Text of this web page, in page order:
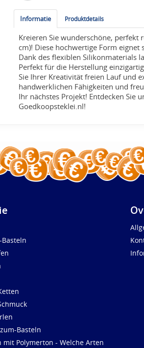
Informatie Produktdetails
Kreieren Sie wunderschöne,
cm)! Diese hochwertige Form
Dank des flexiblen Silikonmaterials
Perfekt für die Herstellung
Sie Ihrer Kreativität freien Lauf und
handwerklichen Fähigkeiten und
Ihr nächstes Projekt! Entdecken Sie
Goedkoopsteklei.nl!
Basteln
mit Polymerton - Welche Arten